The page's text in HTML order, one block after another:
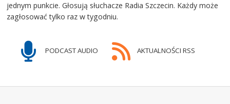
jednym punkcie. Głosują słuchacze Radia Szczecin. Każdy może
zagłosować tylko raz w tygodniu.
PODCAST AUDIO AKTUALNOŚCI RSS